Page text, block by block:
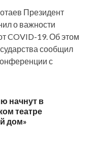
Президент
о важности
COVID-19. Об этом
сообщил
с
начнут в
театре
дом»